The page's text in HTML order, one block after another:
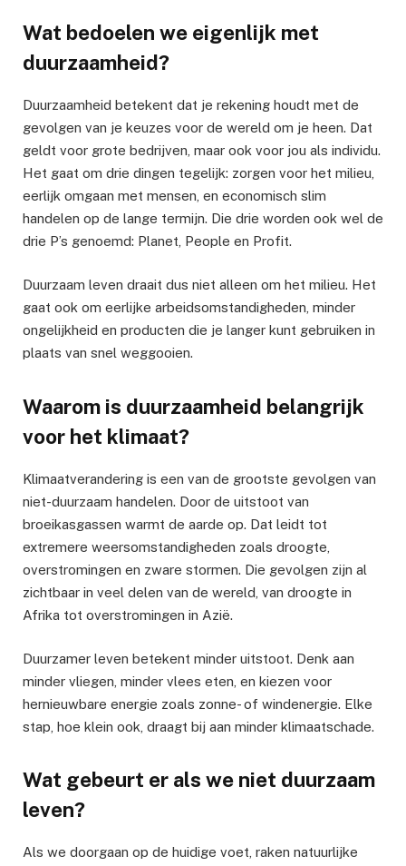
Wat bedoelen we eigenlijk met
duurzaamheid?
Duurzaamheid betekent dat je rekening houdt met de
gevolgen van je keuzes voor de wereld om je heen. Dat
geldt voor grote bedrijven, maar ook voor jou als individu.
Het gaat om drie dingen tegelijk: zorgen voor het milieu,
eerlijk omgaan met mensen, en economisch slim
handelen op de lange termijn. Die drie worden ook wel de
drie P’s genoemd: Planet, People en Profit.
Duurzaam leven draait dus niet alleen om het milieu. Het
gaat ook om eerlijke arbeidsomstandigheden, minder
ongelijkheid en producten die je langer kunt gebruiken in
plaats van snel weggooien.
Waarom is duurzaamheid belangrijk
voor het klimaat?
Klimaatverandering is een van de grootste gevolgen van
niet-duurzaam handelen. Door de uitstoot van
broeikasgassen warmt de aarde op. Dat leidt tot
extremere weersomstandigheden zoals droogte,
overstromingen en zware stormen. Die gevolgen zijn al
zichtbaar in veel delen van de wereld, van droogte in
Afrika tot overstromingen in Azië.
Duurzamer leven betekent minder uitstoot. Denk aan
minder vliegen, minder vlees eten, en kiezen voor
hernieuwbare energie zoals zonne- of windenergie. Elke
stap, hoe klein ook, draagt bij aan minder klimaatschade.
Wat gebeurt er als we niet duurzaam
leven?
Als we doorgaan op de huidige voet, raken natuurlijke